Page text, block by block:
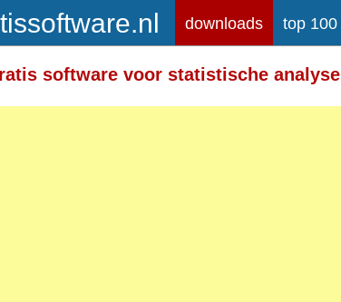
downloads top 100
software voor statistische analyse